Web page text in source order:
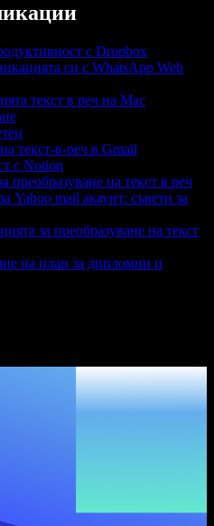
с Dropbox
си с WhatsApp Web
текст в реч на Mac
текст-в-реч в Gmail
с Notion
преобразуване на текст в реч
Yahoo mail акаунт: съвети за
за преобразуване на текст
на план за дипломни и